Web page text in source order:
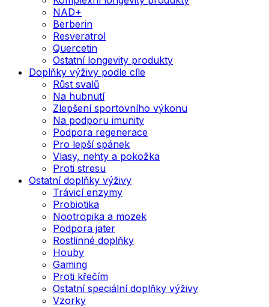
NAD+
Berberin
Resveratrol
Quercetin
Ostatní longevity produkty
Doplňky výživy podle cíle
Růst svalů
Na hubnutí
Zlepšení sportovního výkonu
Na podporu imunity
Podpora regenerace
Pro lepší spánek
Vlasy, nehty a pokožka
Proti stresu
Ostatní doplňky výživy
Trávicí enzymy
Probiotika
Nootropika a mozek
Podpora jater
Rostlinné doplňky
Houby
Gaming
Proti křečím
Ostatní speciální doplňky výživy
Vzorky